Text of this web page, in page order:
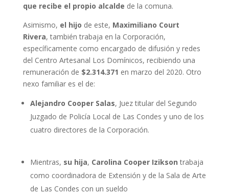
que recibe el propio alcalde de la comuna.
Asimismo, el hijo de este, Maximiliano Court
Rivera, también trabaja en la Corporación,
específicamente como encargado de difusión y redes
del Centro Artesanal Los Domínicos, recibiendo una
remuneración de $2.314.371 en marzo del 2020. Otro
nexo familiar es el de:
Alejandro Cooper Salas, Juez titular del Segundo
Juzgado de Policía Local de Las Condes y uno de los
cuatro directores de la Corporación.
Mientras, su hija, Carolina Cooper Izikson trabaja
como coordinadora de Extensión y de la Sala de Arte
de Las Condes con un sueldo